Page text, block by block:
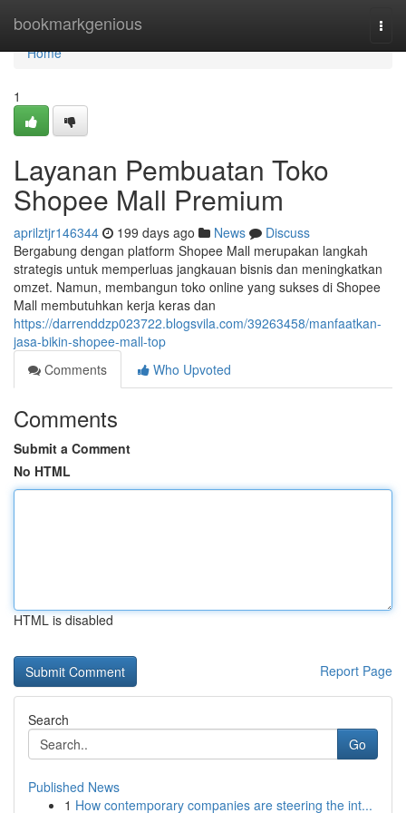
bookmarkgenious
Home
Home
1
Layanan Pembuatan Toko
Shopee Mall Premium
aprilztjr146344 199 days ago News
Discuss
Bergabung dengan platform Shopee Mall merupakan langkah
strategis untuk memperluas jangkauan bisnis dan meningkatkan
omzet. Namun, membangun toko online yang sukses di Shopee
Mall membutuhkan kerja keras dan
https://darrenddzp023722.blogsvila.com/39263458/manfaatkan-
jasa-bikin-shopee-mall-top
Comments
Who Upvoted
Comments
Submit a Comment
No HTML
HTML is disabled
Report Page
Search
Go
Published News
1 How contemporary companies are steering the int...